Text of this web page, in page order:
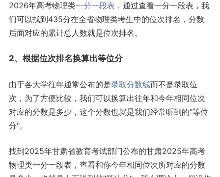
2026年高考物理类一分一段表 ，通过查看一分一段表，我
们可以找到435分在全省物理类考生中的位次排名，分数
后面对应的累计总人数就是位次排名。
2、根据位次排名换算出等位分
由于各大学往年通常公布的是录取分数线而不是录取位
次，为了方便比较，我们可以换算出往年和今年相同位次
对应的分数是多少，这个分数也就是我们经常听到的"等位
分"。
找到2025年甘肃省教育考试部门公布的甘肃2025年高考
物理类一分一段表，查看和你今年相同位次所对应的分数